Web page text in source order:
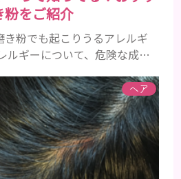
粉をご紹介
粉でも起こりうるアレルギ
ルギーについて、危険な成分
すおそれのある成分 まず、
含まれているどの成分にア
おそれがあるのかを説明しま
表面のエナメルを守り強くし
持つ成分 •香味料 ･･･歯磨き
ヘア